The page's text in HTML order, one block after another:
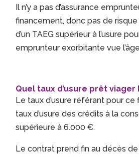
Il n’y a pas d’assurance
financement, donc pas de
d’un TAEG supérieur à l’usure
emprunteur exorbitante vue
Quel taux d’usure prêt
Le taux d’usure référant pour
taux d’usure des crédits à la
supérieure à 6.000 €.
Le contrat prend fin au décès de